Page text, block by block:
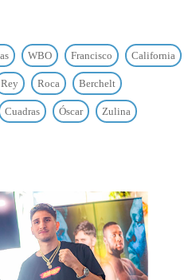
WBO Francisco California
Rey Roca Berchelt
Cuadras Óscar Zulina